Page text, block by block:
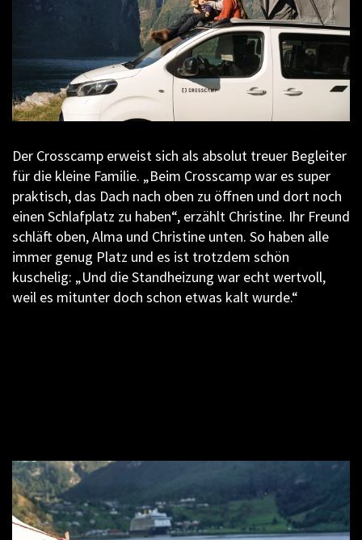
Der Crosscamp erweist sich als absolut treuer Begleiter
für die kleine Familie. „Beim Crosscamp war es super
praktisch, das Dach nach oben zu öffnen und dort noch
einen Schlafplatz zu haben“, erzählt Christine. Ihr Freund
schläft oben, Alma und Christine unten. So haben alle
immer genug Platz und es ist trotzdem schön
kuschelig: „Und die Standheizung war echt wertvoll,
weil es mitunter doch schon etwas kalt wurde.“